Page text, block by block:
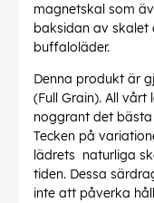
magnetskal som
baksidan av skalet
buffaloläder.
Denna produkt är
(Full Grain). All
noggrant det
Tecken på
lädrets naturliga
tiden. Dessa
inte att påverka